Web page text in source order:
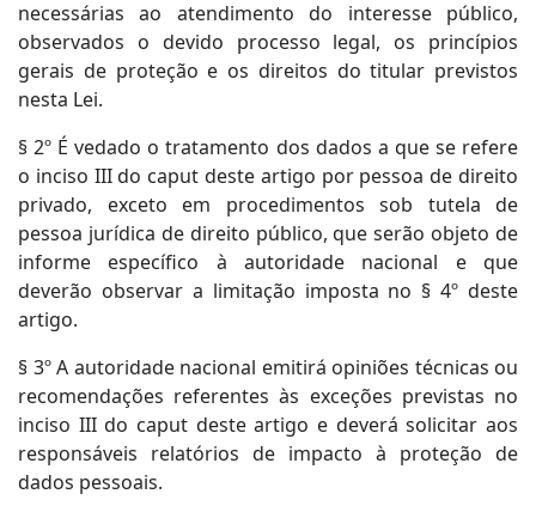
necessárias ao atendimento do interesse público,
observados o devido processo legal, os princípios
gerais de proteção e os direitos do titular previstos
nesta Lei.
§ 2º É vedado o tratamento dos dados a que se refere
o inciso III do caput deste artigo por pessoa de direito
privado, exceto em procedimentos sob tutela de
pessoa jurídica de direito público, que serão objeto de
informe específico à autoridade nacional e que
deverão observar a limitação imposta no § 4º deste
artigo.
§ 3º A autoridade nacional emitirá opiniões técnicas ou
recomendações referentes às exceções previstas no
inciso III do caput deste artigo e deverá solicitar aos
responsáveis relatórios de impacto à proteção de
dados pessoais.